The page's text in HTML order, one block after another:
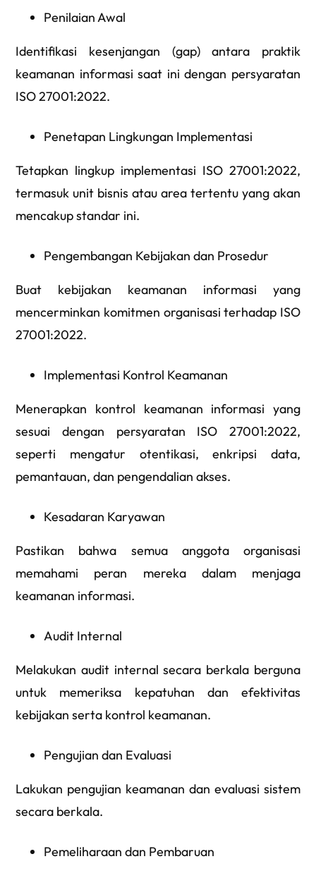
Penilaian Awal
Identifikasi kesenjangan (gap) antara praktik
keamanan informasi saat ini dengan persyaratan
ISO 27001:2022.
Penetapan Lingkungan Implementasi
Tetapkan lingkup implementasi ISO 27001:2022,
termasuk unit bisnis atau area tertentu yang akan
mencakup standar ini.
Pengembangan Kebijakan dan Prosedur
Buat kebijakan keamanan informasi yang
mencerminkan komitmen organisasi terhadap ISO
27001:2022.
Implementasi Kontrol Keamanan
Menerapkan kontrol keamanan informasi yang
sesuai dengan persyaratan ISO 27001:2022,
seperti mengatur otentikasi, enkripsi data,
pemantauan, dan pengendalian akses.
Kesadaran Karyawan
Pastikan bahwa semua anggota organisasi
memahami peran mereka dalam menjaga
keamanan informasi.
Audit Internal
Melakukan audit internal secara berkala berguna
untuk memeriksa kepatuhan dan efektivitas
kebijakan serta kontrol keamanan.
Pengujian dan Evaluasi
Lakukan pengujian keamanan dan evaluasi sistem
secara berkala.
Pemeliharaan dan Pembaruan